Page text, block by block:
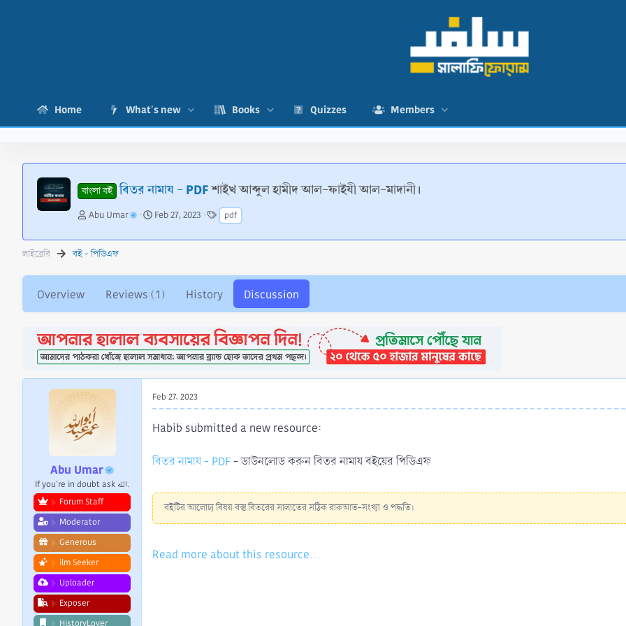
Home What's new Books Quizzes Members
বাংলা বই বিতর নামায - PDFশাইখ আব্দুল হামীদ আল-ফাইযী আল-মাদানী।
T
r
e
d
r
t
e
Abu Umar
S
a
d
a
Feb 27, 2023
T
a
g
pdf
লাইব্রেরি বই - পিডিএফ
Overview Reviews (1) History Discussion
Abu Umar
If you're in doubt ask الله.
Forum Staff
Moderator
Generous
ilm Seeker
Uploader
Exposer
HistoryLover
Feb 27, 2023
Habib submitted a new resource:
বিতর নামায - PDF- ডাউনলোড করুন বিতর নামায বইয়ের পিডিএফ
বইটির আলোচ্য বিষয় বস্তু বিতরের সালাতের সঠিক রাকআত-সংখ্যা ও পদ্ধতি।
Read more about this resource...